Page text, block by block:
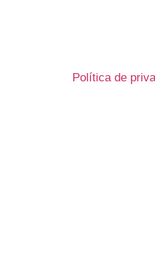
Política de